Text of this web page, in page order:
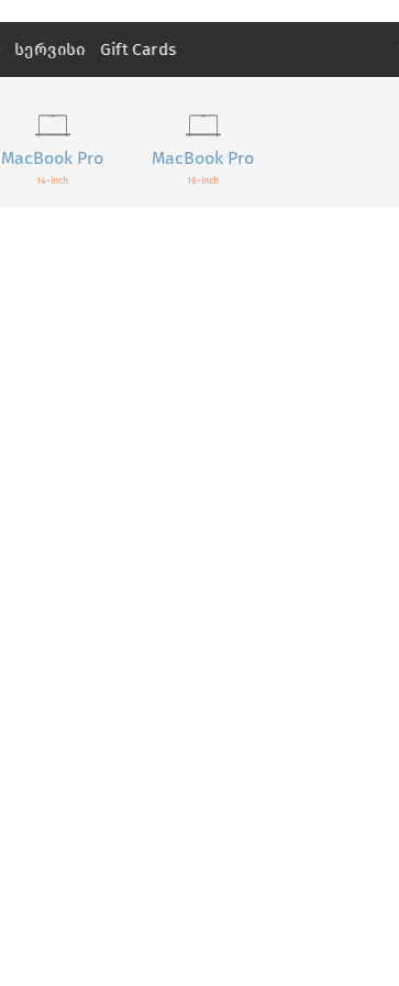
სერვისი Gift Cards
MacBook Pro
14-inch
MacBook Pro
16-inch